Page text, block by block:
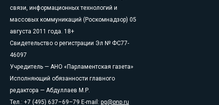
связи, информационных технологий и
массовых коммуникаций (Роскомнадзор) 05
августа 2011 года. 18+
Свидетельство о регистрации Эл № ФС77-
46097
Учредитель — АНО «Парламентская газета»
Исполняющий обязанности главного
редактора — Абдуллаев М.Р.
Тел.: +7 (495) 637–69–79 E-mail: pg@pnp.ru